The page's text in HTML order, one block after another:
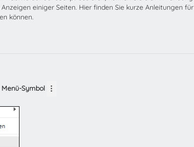
einiger Seiten. Hier finden Sie kurze Anleitungen für
können.
Menü-Symbol